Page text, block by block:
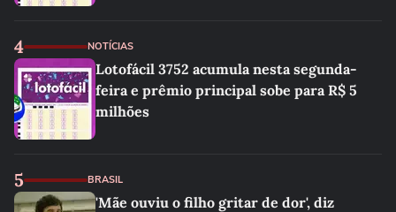
4 NOTÍCIAS
Lotofácil 3752 acumula nesta segunda-
feira e prêmio principal sobe para R$ 5
milhões
5 BRASIL
'Mãe ouviu o filho gritar de dor', diz